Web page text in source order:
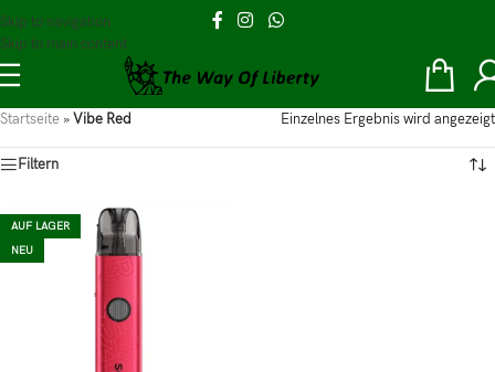
Skip to navigation
Skip to main content
Startseite »Vibe Red Einzelnes Ergebnis wird angezeigt
Filtern
AUF LAGER
NEU